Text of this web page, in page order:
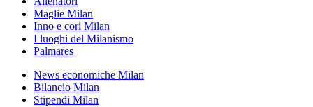
Maglie Milan
Inno e cori Milan
I luoghi del Milanismo
Palmares
News economiche Milan
Bilancio Milan
Stipendi Milan